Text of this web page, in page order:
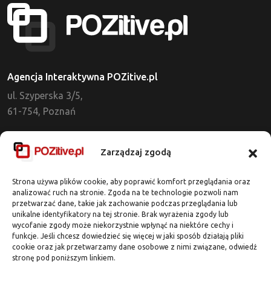
Zarządzaj zgodą
Strona używa plików cookie, aby poprawić komfort przeglądania oraz
analizować ruch na stronie. Zgoda na te technologie pozwoli nam
przetwarzać dane, takie jak zachowanie podczas przeglądania lub
unikalne identyfikatory na tej stronie. Brak wyrażenia zgody lub
wycofanie zgody może niekorzystnie wpłynąć na niektóre cechy i
funkcje. Jeśli chcesz dowiedzieć się więcej w jaki sposób działają pliki
cookie oraz jak przetwarzamy dane osobowe z nimi związane, odwiedź
stronę pod poniższym linkiem.
Agencja Interaktywna POZitive.pl
ul. Szyperska 3/5,
61-754, Poznań
Dział Obsługi Klienta
tel. 721 637 513
kontakt@pozitive.pl
Adres Biura
ul. Dworcowa 7 / lok. 318
62-020 Swarzędz